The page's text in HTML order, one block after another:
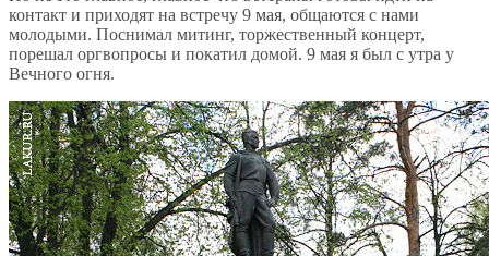
контакт и приходят на встречу 9 мая, общаются с нами
молодыми. Поснимал митинг, торжественный концерт,
порешал оргвопросы и покатил домой. 9 мая я был с утра у
Вечного огня.